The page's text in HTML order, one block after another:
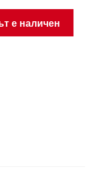
е наличен